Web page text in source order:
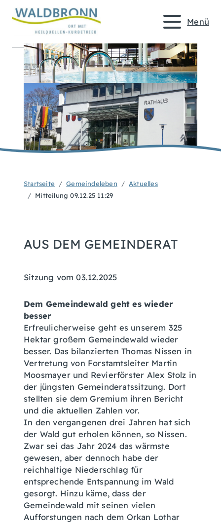
Menü
Startseite Gemeindeleben
Aktuelles
Mitteilung 09.12.25 11:29
AUS DEM GEMEINDERAT
Sitzung vom 03.12.2025
Dem Gemeindewald geht es wieder
besser
Erfreulicherweise geht es unserem 325
Hektar großem Gemeindewald wieder
besser. Das bilanzierten Thomas Nissen in
Vertretung von Forstamtsleiter Martin
Moosmayer und Revierförster Alex Stolz in
der jüngsten Gemeinderatssitzung. Dort
stellten sie dem Gremium ihren Bericht
und die aktuellen Zahlen vor.
In den vergangenen drei Jahren hat sich
der Wald gut erholen können, so Nissen.
Zwar sei das Jahr 2024 das wärmste
gewesen, aber dennoch habe der
reichhaltige Niederschlag für
entsprechende Entspannung im Wald
gesorgt. Hinzu käme, dass der
Gemeindewald mit seinen vielen
Aufforstungen nach dem Orkan Lothar